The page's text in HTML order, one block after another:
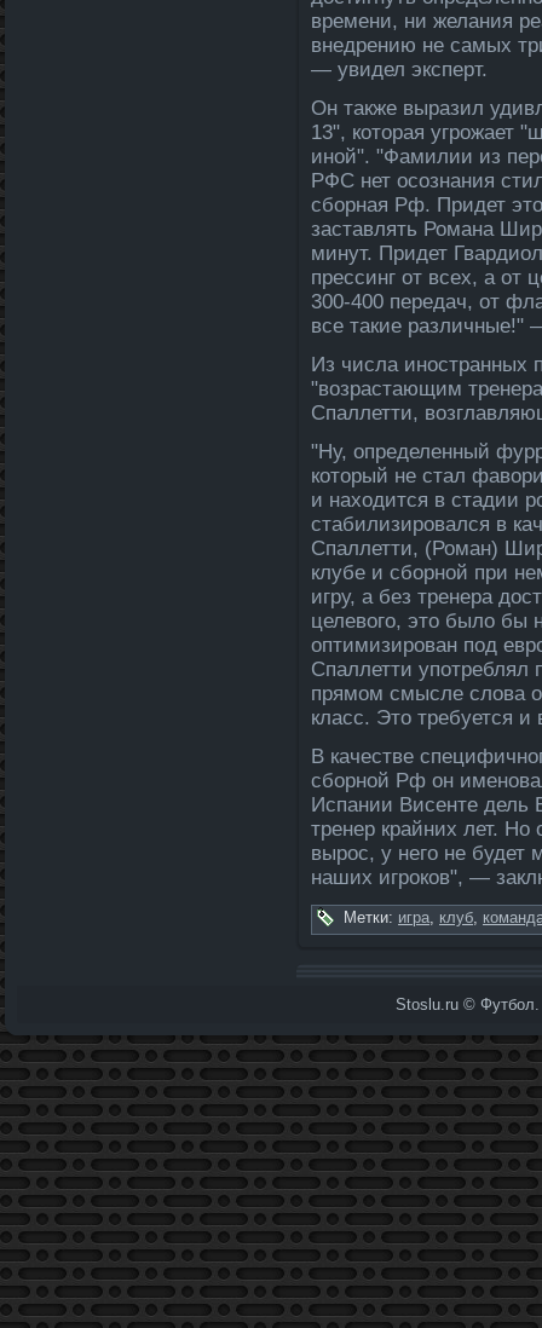
времени, ни желания
внедрению не самых
— увидел эксперт.
Он также выразил
13", которая угрожает
иной". "Фамилии из
РФС нет осознания
сборная Рф. Придет
заставлять Романа
минут. Придет
прессинг от всех, а от
300-400 переда­ч, от
все такие различные!"
Из числа иностранных
"возрастающим
Спалле­тти,
"Ну, определе­нный
который не стал
и находится в стадии
стабилизировался в
Спалле­тти, (Роман)
клубе и сборной при
игру, а без тренера
целе­вого, это было бы
оптимизирован под
Спалле­тти употреблял
прямом смысле­ слова
класс. Это требуется
В качестве
сборной Рф он
Испании Висенте
тренер крайних ле­т.
вырос, у него не будет
наших игроков", —
Метки: игра, клуб,
Stoslu.ru © Футбол.